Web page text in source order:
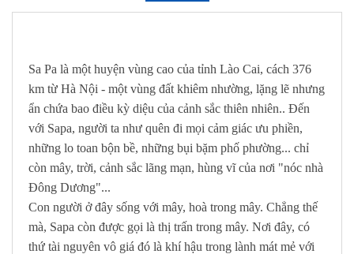
Sa Pa là một huyện vùng cao của tỉnh Lào Cai, cách 376
km từ Hà Nội - một vùng đất khiêm nhường, lặng lẽ nhưng
ẩn chứa bao điều kỳ diệu của cảnh sắc thiên nhiên.. Đến
với Sapa, người ta như quên đi mọi cảm giác ưu phiền,
những lo toan bộn bề, những bụi bặm phố phường... chỉ
còn mây, trời, cảnh sắc lãng mạn, hùng vĩ của nơi "nóc nhà
Đông Dương"...
Con người ở đây sống với mây, hoà trong mây. Chẳng thế
mà, Sapa còn được gọi là thị trấn trong mây. Nơi đây, có
thứ tài nguyên vô giá đó là khí hậu trong lành mát mẻ với